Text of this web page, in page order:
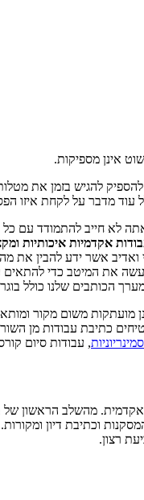
להספיק להגיש בזמן את
מדבר על לקחת איזו
לא חייב להתמודד עם
אקדמיות איכותיות
אשר ידע להבין את
את המיטב כדי
הכותבים שלנו כולל
מועתקות משום מקור
כתיבת עבודות מן
, עבודות סיום
מהשלב הראשון
וכתיבת דיון
רצון.